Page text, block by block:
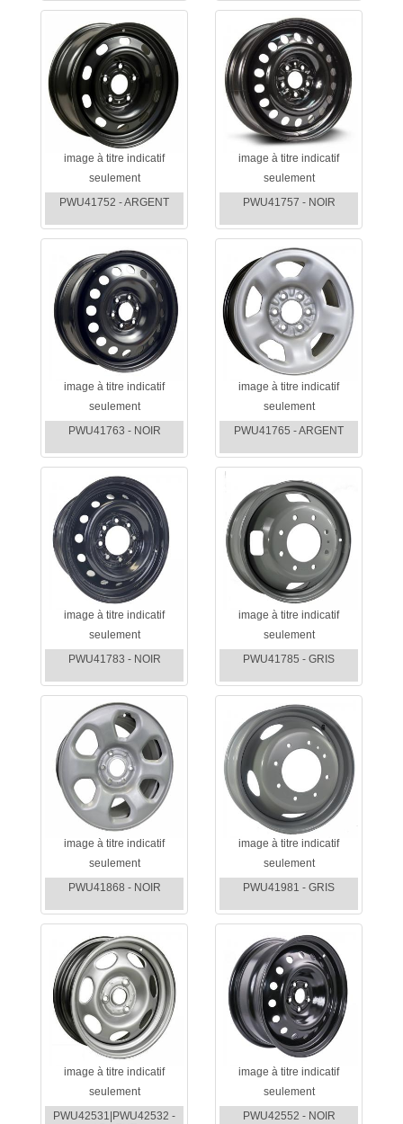
image à titre indicatif
seulement
PWU41752 - ARGENT
image à titre indicatif
seulement
PWU41757 - NOIR
image à titre indicatif
seulement
PWU41763 - NOIR
image à titre indicatif
seulement
PWU41765 - ARGENT
image à titre indicatif
seulement
PWU41783 - NOIR
image à titre indicatif
seulement
PWU41785 - GRIS
image à titre indicatif
seulement
PWU41868 - NOIR
image à titre indicatif
seulement
PWU41981 - GRIS
image à titre indicatif
seulement
PWU42531|PWU42532 -
image à titre indicatif
seulement
PWU42552 - NOIR